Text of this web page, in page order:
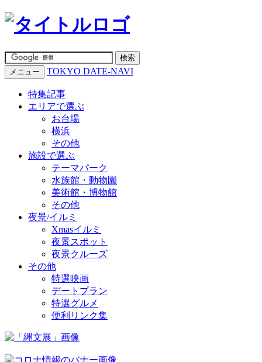
メニュー TOKYO DATE-NAVI
特集記事
エリアで選ぶ
お台場
横浜
その他
施設で選ぶ
テーマパーク
水族館・動物園
美術館・博物館
その他
夜景/イルミ
Xmasイルミ
夜景スポット
夜景クルーズ
その他
特選映画
デートプラン
特選グルメ
便利リンク集